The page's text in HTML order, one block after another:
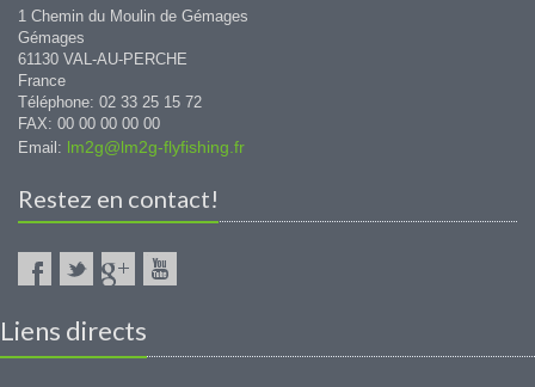
1 Chemin du Moulin de Gémages
Gémages
61130 VAL-AU-PERCHE
France
Téléphone: 02 33 25 15 72
FAX: 00 00 00 00 00
Email: lm2g@lm2g-flyfishing.fr
Restez en contact!
Liens directs